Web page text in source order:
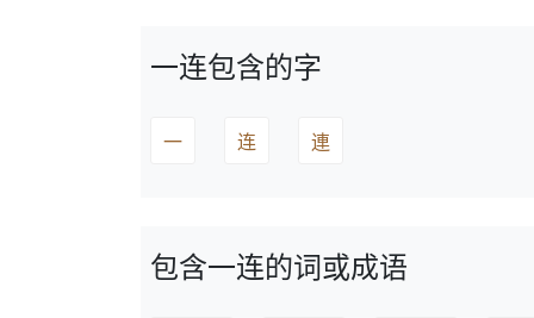
一连包含的字
一 连 連
包含一连的词或成语